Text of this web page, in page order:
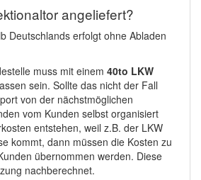
angeliefert?
Deutschlands erfolgt ohne Abladen
muss mit einem 40to LKW
sein. Sollte das nicht der Fall
von der nächstmöglichen
vom Kunden selbst organisiert
entstehen, weil z.B. der LKW
kommt, dann müssen die Kosten zu
übernommen werden. Diese
nachberechnet.